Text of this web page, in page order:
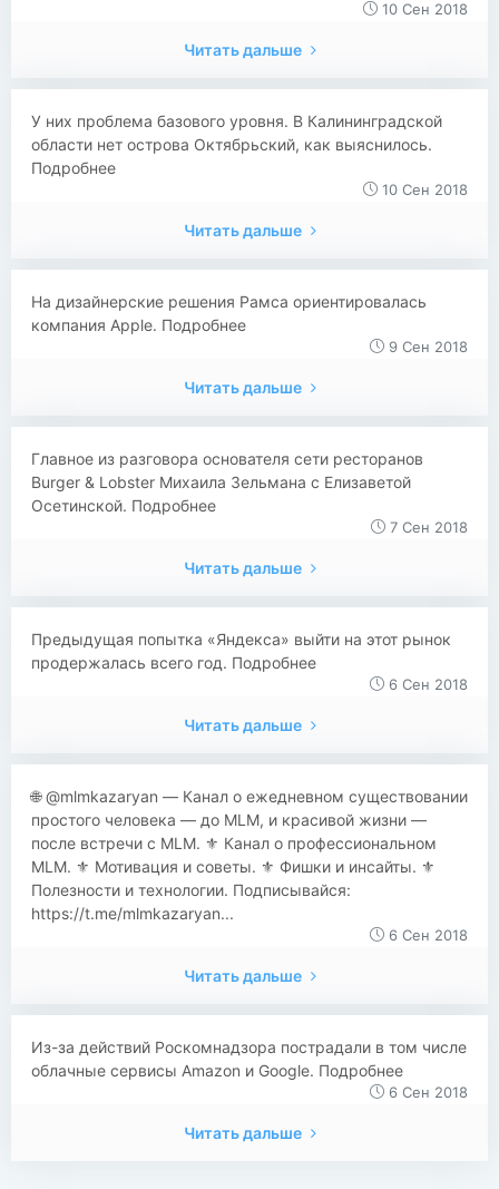
10 Сен 2018
Читать дальше
У них проблема базового уровня. В Калининградской
области нет острова Октябрьский, как выяснилось.
Подробнее
10 Сен 2018
Читать дальше
На дизайнерские решения Рамса ориентировалась
компания Apple. Подробнее
9 Сен 2018
Читать дальше
Главное из разговора основателя сети ресторанов
Burger & Lobster Михаила Зельмана с Елизаветой
Осетинской. Подробнее
7 Сен 2018
Читать дальше
Предыдущая попытка «Яндекса» выйти на этот рынок
продержалась всего год. Подробнее
6 Сен 2018
Читать дальше
🌐 @mlmkazaryan — Канал о ежедневном существовании
простого человека — до MLM, и красивой жизни —
после встречи с MLM. ⚜️ Канал о профессиональном
MLM. ⚜️ Мотивация и советы. ⚜️ Фишки и инсайты. ⚜️
Полезности и технологии. Подписывайся:
https://t.me/mlmkazaryan...
6 Сен 2018
Читать дальше
Из-за действий Роскомнадзора пострадали в том числе
облачные сервисы Amazon и Google. Подробнее
6 Сен 2018
Читать дальше